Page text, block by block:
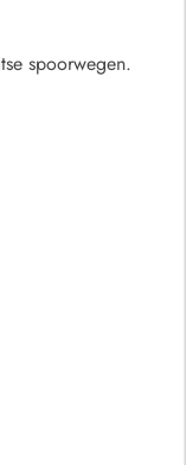
spoorwegen.